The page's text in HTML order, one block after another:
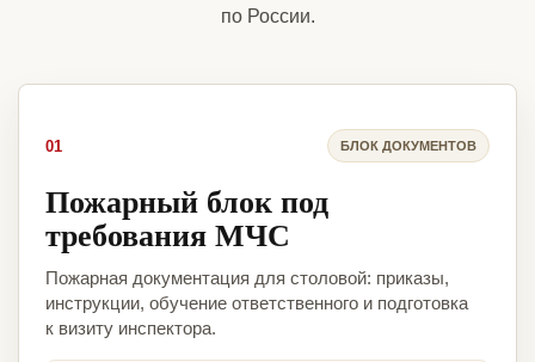
по России.
01 БЛОК ДОКУМЕНТОВ
Пожарный блок под
требования МЧС
Пожарная документация для столовой: приказы,
инструкции, обучение ответственного и подготовка
к визиту инспектора.